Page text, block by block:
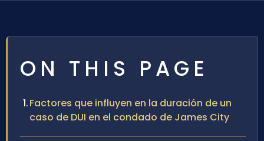
ON THIS PAGE
Factores que influyen en la duración de un
caso de DUI en el condado de James City